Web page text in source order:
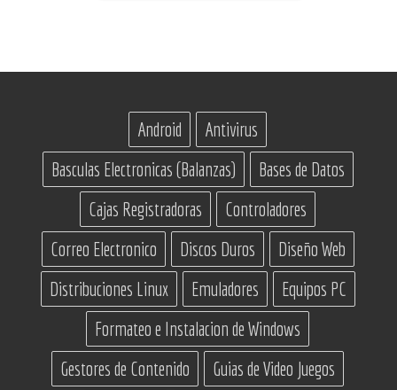
Android
Antivirus
Basculas Electronicas (Balanzas)
Bases de Datos
Cajas Registradoras
Controladores
Correo Electronico
Discos Duros
Diseño Web
Distribuciones Linux
Emuladores
Equipos PC
Formateo e Instalacion de Windows
Gestores de Contenido
Guias de Video Juegos